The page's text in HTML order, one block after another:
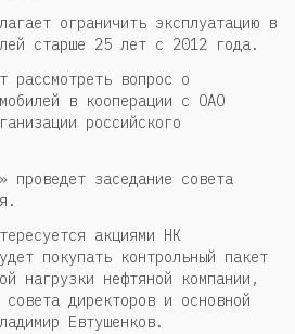
ограничить эксплуатацию в
старше 25 лет с 2012 года.
рассмотреть вопрос о
в кооперации с ОАО
российского
проведет заседание совета
акциями НК
покупать контрольный пакет
нагрузки нефтяной компании,
совета директоров и основной
Евтушенков.